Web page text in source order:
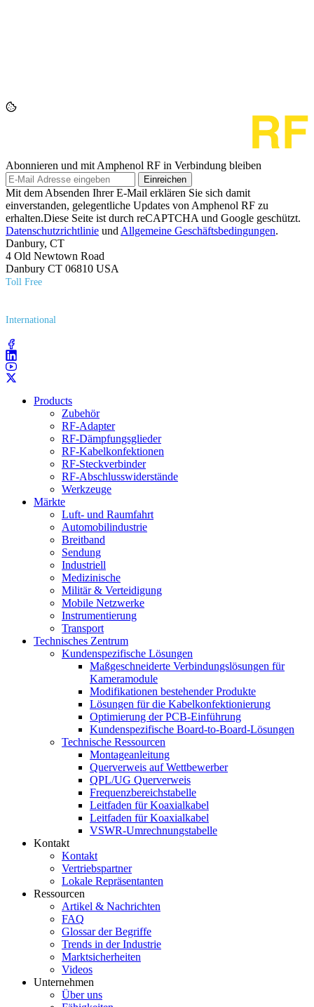
Abonnieren und mit Amphenol RF in Verbindung bleiben
Einreichen
Mit dem Absenden Ihrer E-Mail erklären Sie sich damit
einverstanden, gelegentliche Updates von Amphenol RF zu
erhalten.Diese Seite ist durch reCAPTCHA und Google geschützt.
Datenschutzrichtlinie und Allgemeine Geschäftsbedingungen.
Danbury, CT
4 Old Newtown Road
Danbury CT 06810 USA
Toll Free
International
Products
Zubehör
RF-Adapter
RF-Dämpfungsglieder
RF-Kabelkonfektionen
RF-Steckverbinder
RF-Abschlusswiderstände
Werkzeuge
Märkte
Luft- und Raumfahrt
Automobilindustrie
Breitband
Sendung
Industriell
Medizinische
Militär & Verteidigung
Mobile Netzwerke
Instrumentierung
Transport
Technisches Zentrum
Kundenspezifische Lösungen
Maßgeschneiderte Verbindungslösungen für
Kameramodule
Modifikationen bestehender Produkte
Lösungen für die Kabelkonfektionierung
Optimierung der PCB-Einführung
Kundenspezifische Board-to-Board-Lösungen
Technische Ressourcen
Montageanleitung
Querverweis auf Wettbewerber
QPL/UG Querverweis
Frequenzbereichstabelle
Leitfaden für Koaxialkabel
Leitfaden für Koaxialkabel
VSWR-Umrechnungstabelle
Kontakt
Kontakt
Vertriebspartner
Lokale Repräsentanten
Ressourcen
Artikel & Nachrichten
FAQ
Glossar der Begriffe
Trends in der Industrie
Marktsicherheiten
Videos
Unternehmen
Über uns